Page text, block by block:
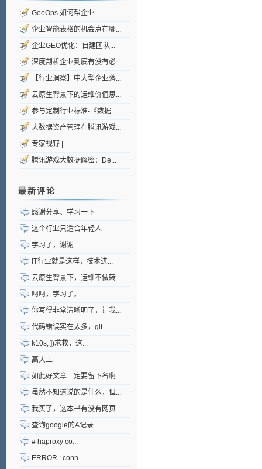
GeoOps 如何帮企业...
企业智能表格的机会点在哪...
企业GEO优化：自建团队...
深度剖析企业到底有没有必...
【行业洞察】中大型企业落...
云原生背景下的运维价值思...
参与定制行业标准-《数据...
大数据资产管理在腾讯游戏...
专家视野 | ...
腾讯游戏大数据解密：De...
最新评论
感谢分享、学习一下
这个行业只适合年轻人
学习了，谢谢
IT行业就是这样，技术进...
云原生背景下，运维不做转...
呵呵，学习了。
你写得非常清晰明了，让我...
代码错误实在太多，git...
k10s, ])求救，这...
高大上
如此好文章一定要留下名啊
虽然不知道说的是什么，但...
我买了，这本书有没有网页...
查询google的A记录...
# haproxy co...
ERROR : conn...